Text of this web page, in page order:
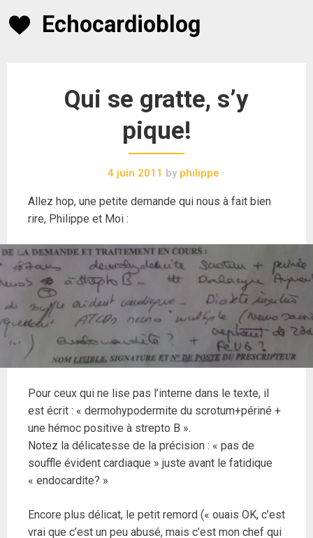
Echocardioblog
Qui se gratte, s’y
pique!
4 juin 2011 by philippe
Allez hop, une petite demande qui nous à fait bien
rire, Philippe et Moi :
Pour ceux qui ne lise pas l’interne dans le texte, il
est écrit : « dermohypodermite du scrotum+périné +
une hémoc positive à strepto B ».
Notez la délicatesse de la précision : « pas de
souffle évident cardiaque » juste avant le fatidique
« endocardite? »
Encore plus délicat, le petit remord (« ouais OK, c’est
vrai que c’est un peu abusé, mais c’est mon chef qui